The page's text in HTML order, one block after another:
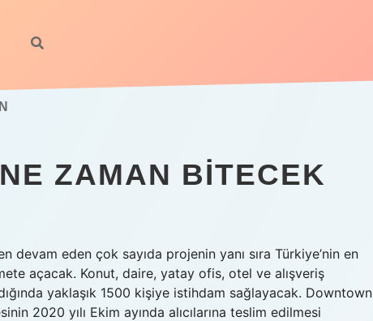
ZAMAN BITECEK
devam eden çok sayıda projenin yanı sıra Türkiye’nin en
açacak. Konut, daire, yatay ofis, otel ve alışveriş
yaklaşık 1500 kişiye istihdam sağlayacak. Downtown
2020 yılı Ekim ayında alıcılarına teslim edilmesi